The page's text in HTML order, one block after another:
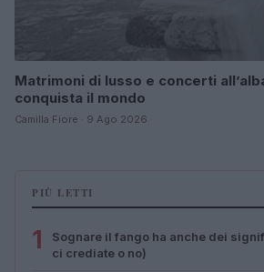
Matrimoni di lusso e concerti
conquista il mondo
Camilla Fiore · 9 Ago 2026
PIÙ LETTI
1
Sognare il fango ha anche dei
ci crediate o no)